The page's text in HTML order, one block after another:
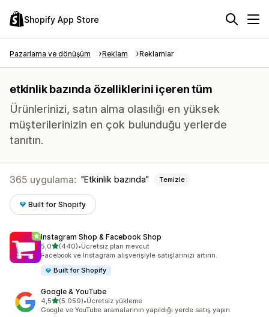
Shopify App Store
Pazarlama ve dönüşüm Reklam Reklamlar
etkinlik bazında özelliklerini içeren tüm
Ürünlerinizi, satın alma olasılığı en yüksek
müşterilerinizin en çok bulunduğu yerlerde
tanıtın.
365 uygulama: Etkinlik bazında Temizle
Built for Shopify
Instagram Shop & Facebook Shop
5,05 yıldız üzerinden
(440)
toplam 440 değerlendirme
•Ücretsiz plan mevcut
Facebook ve Instagram alışverişiyle satışlarınızı artırın.
Built for Shopify
Google & YouTube
4,55 yıldız üzerinden
(5.059)
toplam 5059 değerlendirme
•Ücretsiz yükleme
Google ve YouTube aramalarının yapıldığı yerde satış yapın